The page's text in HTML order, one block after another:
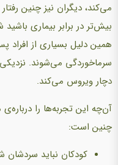
می‌كند، دیگران نیز چنین
بیش‌تر در برابر بیماری
همین دلیل بسیاری از افراد
سرماخوردگی می‌شوند. نزدیكی
دچار ویروس می‌کند.
آن‌چه ‌این تجربه‌ها را
چنین است:
کودکان نباید